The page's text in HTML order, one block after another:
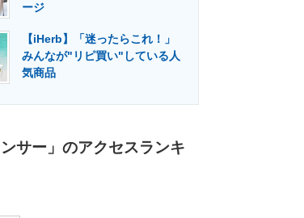
ージ
【iHerb】「迷ったらこれ！」
みんなが"リピ買い"している人
気商品
ンサー」のアクセスランキ